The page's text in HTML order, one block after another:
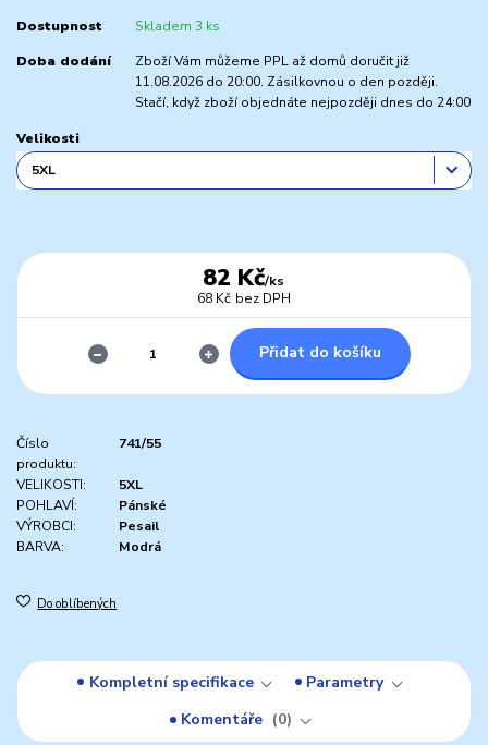
Dostupnost Skladem 3 ks
Doba dodání
Zboží Vám můžeme PPL až domů doručit již
11.08.2026 do 20:00. Zásilkovnou o den později.
Stačí, když zboží objednáte nejpozději dnes do 24:00
Velikosti
82 Kč/ks
68 Kč bez DPH
Přidat do košíku
Číslo
produktu:
741/55
VELIKOSTI:
5XL
POHLAVÍ:
Pánské
VÝROBCI:
Pesail
BARVA:
Modrá
Do oblíbených
Kompletní specifikace
Parametry
Komentáře
0